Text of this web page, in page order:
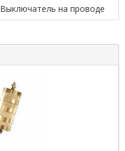
Выключатель на проводе